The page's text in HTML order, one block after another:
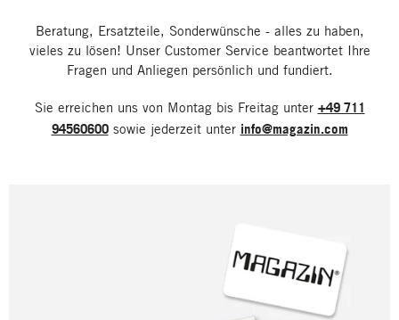
Beratung, Ersatzteile, Sonderwünsche - alles zu haben,
vieles zu lösen! Unser Customer Service beantwortet Ihre
Fragen und Anliegen persönlich und fundiert.
Sie erreichen uns von Montag bis Freitag unter +49 711
94560600sowie jederzeit unter info@magazin.com